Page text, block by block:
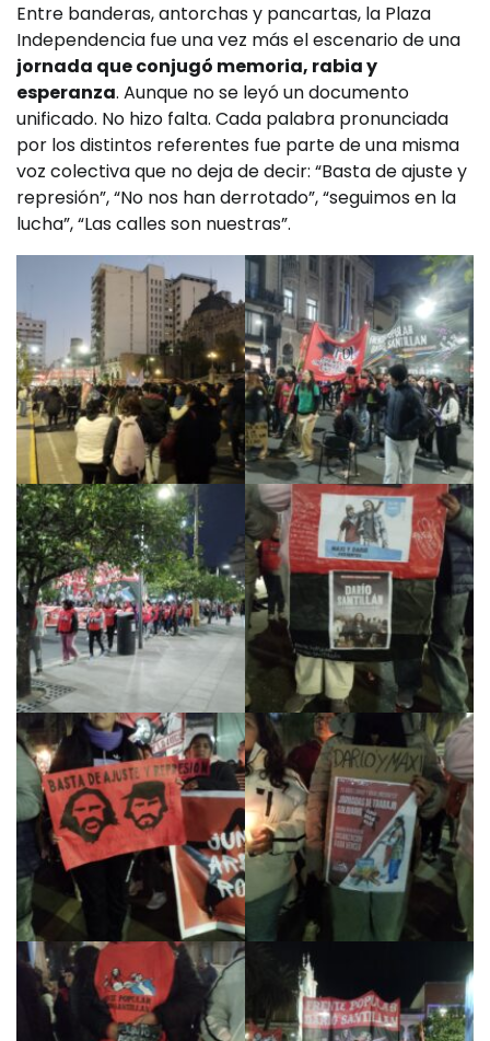
Entre banderas, antorchas y pancartas, la Plaza
Independencia fue una vez más el escenario de una
jornada que conjugó memoria, rabia y
esperanza. Aunque no se leyó un documento
unificado. No hizo falta. Cada palabra pronunciada
por los distintos referentes fue parte de una misma
voz colectiva que no deja de decir: “Basta de ajuste y
represión”, “No nos han derrotado”, “seguimos en la
lucha”, “Las calles son nuestras”.